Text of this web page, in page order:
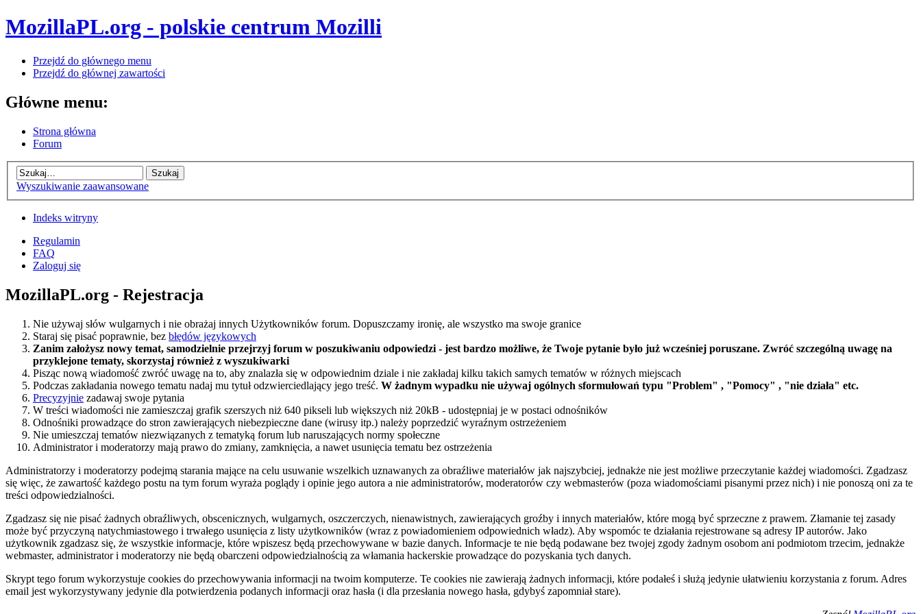
MozillaPL.org - polskie centrum Mozilli
Przejdź do głównego menu
Przejdź do głównej zawartości
Główne menu:
Strona główna
Forum
Wyszukiwanie zaawansowane
Indeks witryny
Regulamin
FAQ
Zaloguj się
MozillaPL.org - Rejestracja
Nie używaj słów wulgarnych i nie obrażaj innych Użytkowników forum. Dopuszczamy ironię, ale wszystko ma swoje granice
Staraj się pisać poprawnie, bez błędów językowych
Zanim założysz nowy temat, samodzielnie przejrzyj forum w poszukiwaniu odpowiedzi - jest bardzo możliwe, że Twoje pytanie było już wcześniej poruszane. Zwróć szczególną uwagę na
przyklejone tematy, skorzystaj również z wyszukiwarki
Pisząc nową wiadomość zwróć uwagę na to, aby znalazła się w odpowiednim dziale i nie zakładaj kilku takich samych tematów w różnych miejscach
Podczas zakładania nowego tematu nadaj mu tytuł odzwierciedlający jego treść. W żadnym wypadku nie używaj ogólnych sformułowań typu "Problem" , "Pomocy" , "nie działa" etc.
Precyzyjnie zadawaj swoje pytania
W treści wiadomości nie zamieszczaj grafik szerszych niż 640 pikseli lub większych niż 20kB - udostępniaj je w postaci odnośników
Odnośniki prowadzące do stron zawierających niebezpieczne dane (wirusy itp.) należy poprzedzić wyraźnym ostrzeżeniem
Nie umieszczaj tematów niezwiązanych z tematyką forum lub naruszających normy społeczne
Administrator i moderatorzy mają prawo do zmiany, zamknięcia, a nawet usunięcia tematu bez ostrzeżenia
Administratorzy i moderatorzy podejmą starania mające na celu usuwanie wszelkich uznawanych za obraźliwe materiałów jak najszybciej, jednakże nie jest możliwe przeczytanie każdej wiadomości. Zgadzasz
się więc, że zawartość każdego postu na tym forum wyraża poglądy i opinie jego autora a nie administratorów, moderatorów czy webmasterów (poza wiadomościami pisanymi przez nich) i nie ponoszą oni za te
treści odpowiedzialności.
Zgadzasz się nie pisać żadnych obraźliwych, obscenicznych, wulgarnych, oszczerczych, nienawistnych, zawierających groźby i innych materiałów, które mogą być sprzeczne z prawem. Złamanie tej zasady
może być przyczyną natychmiastowego i trwałego usunięcia z listy użytkowników (wraz z powiadomieniem odpowiednich władz). Aby wspomóc te działania rejestrowane są adresy IP autorów. Jako
użytkownik zgadzasz się, że wszystkie informacje, które wpiszesz będą przechowywane w bazie danych. Informacje te nie będą podawane bez twojej zgody żadnym osobom ani podmiotom trzecim, jednakże
webmaster, administrator i moderatorzy nie będą obarczeni odpowiedzialnością za włamania hackerskie prowadzące do pozyskania tych danych.
Skrypt tego forum wykorzystuje cookies do przechowywania informacji na twoim komputerze. Te cookies nie zawierają żadnych informacji, które podałeś i służą jedynie ułatwieniu korzystania z forum. Adres
email jest wykorzystywany jedynie dla potwierdzenia podanych informacji oraz hasła (i dla przesłania nowego hasła, gdybyś zapomniał stare).